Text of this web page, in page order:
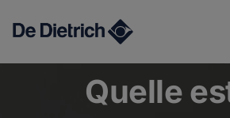
Quelle est la meilleure marque de pompe à
Quelle